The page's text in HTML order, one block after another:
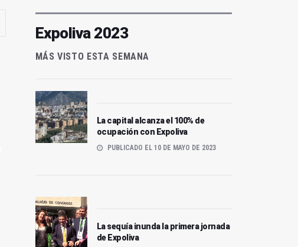
Expoliva 2023
MÁS VISTO ESTA SEMANA
La capital alcanza el 100% de
ocupación con Expoliva
PUBLICADO EL 10 DE MAYO DE 2023
La sequía inunda la primera jornada
de Expoliva